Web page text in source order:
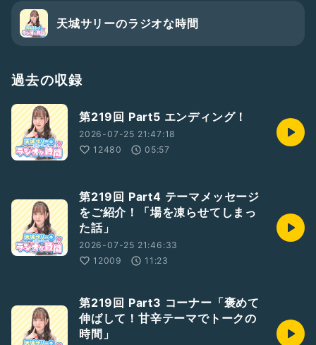
そして番組メンバーシップがスタートしました！
Radiotalkの番組ページからご入会ください！
天城サリーのラジオな時間
過去の収録
第219回 Part5 エンディング！
2026-07-25 21:47:18
12480
05:57
第219回 Part4 テーマメッセージ
をご紹介！「場を凍らせてしまっ
た話」
2026-07-25 21:46:33
12009
11:23
第219回 Part3 コーナー「褒めて
伸ばして！甘辛テーマでトークの
時間」